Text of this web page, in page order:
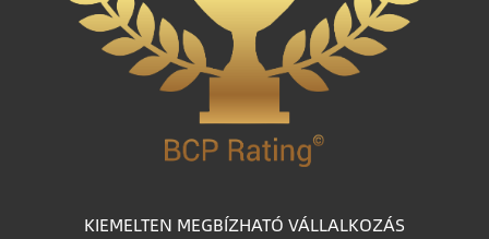
KIEMELTEN MEGBÍZHATÓ VÁLLALKOZÁS